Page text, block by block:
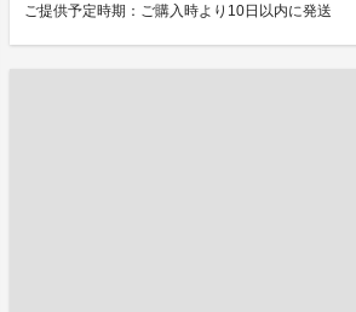
ご提供予定時期：ご購入時より10日以内に発送